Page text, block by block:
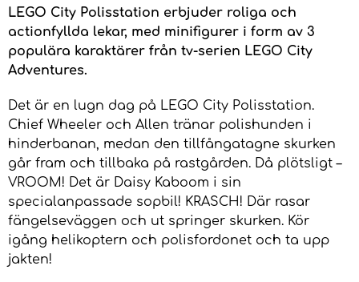
LEGO City Polisstation erbjuder roliga och
actionfyllda lekar, med minifigurer i form av 3
populära karaktärer från tv-serien LEGO City
Adventures.
Det är en lugn dag på LEGO City Polisstation.
Chief Wheeler och Allen tränar polishunden i
hinderbanan, medan den tillfångatagne skurken
går fram och tillbaka på rastgården. Då plötsligt –
VROOM! Det är Daisy Kaboom i sin
specialanpassade sopbil! KRASCH! Där rasar
fängelseväggen och ut springer skurken. Kör
igång helikoptern och polisfordonet och ta upp
jakten!